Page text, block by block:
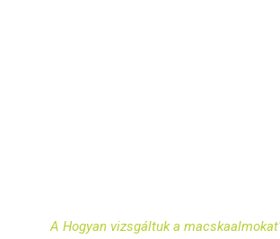
A Hogyan vizsgáltuk a